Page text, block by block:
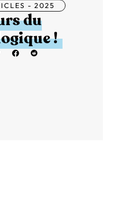
- 2025
du
!